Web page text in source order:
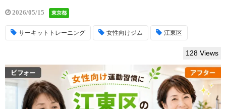
2026/05/15 東京都
サーキットトレーニング 女性向けジム 江東区
128 Views